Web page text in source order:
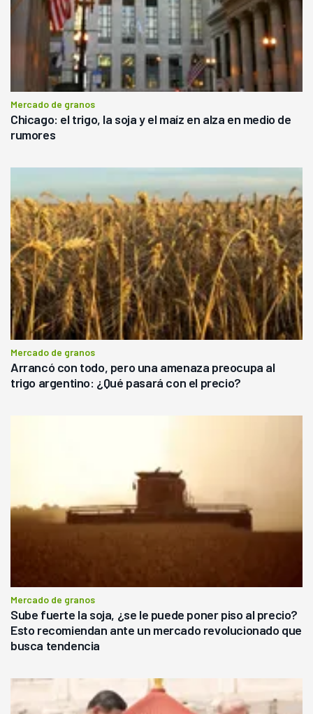
Mercado de granos
Chicago: el trigo, la soja y el maíz en alza en medio de
rumores
Mercado de granos
Arrancó con todo, pero una amenaza preocupa al
trigo argentino: ¿Qué pasará con el precio?
Mercado de granos
Sube fuerte la soja, ¿se le puede poner piso al precio?
Esto recomiendan ante un mercado revolucionado que
busca tendencia